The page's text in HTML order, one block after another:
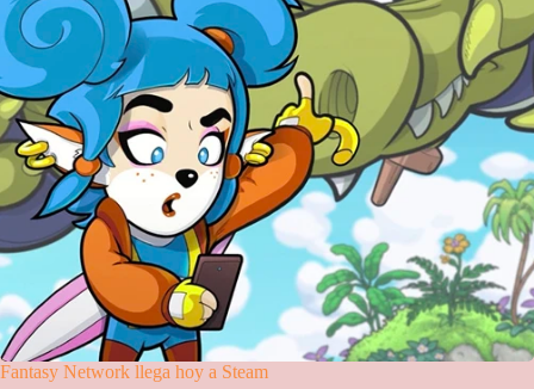
Fantasy Network llega hoy a Steam